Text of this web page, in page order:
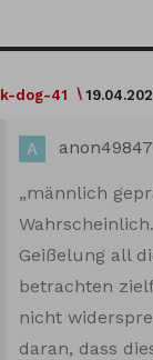
k-dog-41
„männlich
Geißelung all
betrachten
nicht
daran, dass